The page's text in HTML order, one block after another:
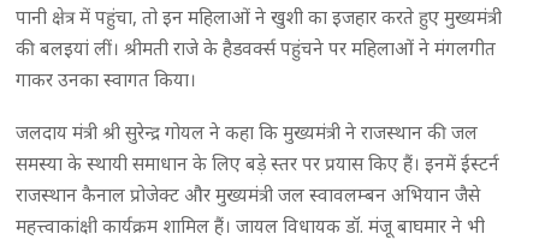
पानी क्षेत्र में पहुंचा, तो इन महिलाओं ने खुशी का इजहार करते हुए मुख्यमंत्री
की बलइयां लीं। श्रीमती राजे के हैडवर्क्स पहुंचने पर महिलाओं ने मंगलगीत
गाकर उनका स्वागत किया।
जलदाय मंत्री श्री सुरेन्द्र गोयल ने कहा कि मुख्यमंत्री ने राजस्थान की जल
समस्या के स्थायी समाधान के लिए बड़े स्तर पर प्रयास किए हैं। इनमें ईस्टर्न
राजस्थान कैनाल प्रोजेक्ट और मुख्यमंत्री जल स्वावलम्बन अभियान जैसे
महत्त्वाकांक्षी कार्यक्रम शामिल हैं। जायल विधायक डॉ. मंजू बाघमार ने भी